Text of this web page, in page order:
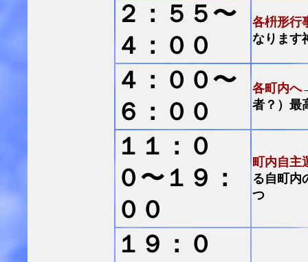
２：５５〜
４：００
各枡形行
なります
４：００〜
６：００
各町内へ
者？）最
１１：０
０〜１９：
００
町内自主
る自町内
つ
１９：０